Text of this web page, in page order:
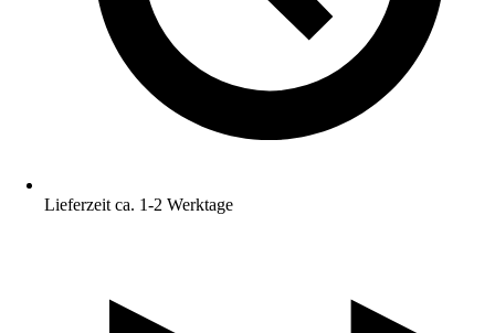
Lieferzeit ca. 1-2 Werktage